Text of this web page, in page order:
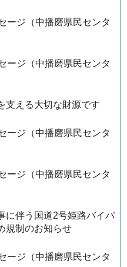
ージ（中播磨県民センタ
ージ（中播磨県民センタ
支える大切な財源です
ージ（中播磨県民センタ
ージ（中播磨県民センタ
に伴う国道2号姫路バイパ
規制のお知らせ
ージ（中播磨県民センタ